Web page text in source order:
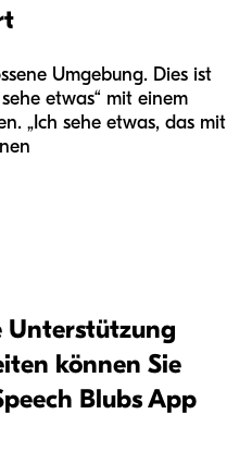
Umgebung. Dies ist
etwas“ mit einem
„Ich sehe etwas, das mit
Unterstützung
können Sie
Blubs App